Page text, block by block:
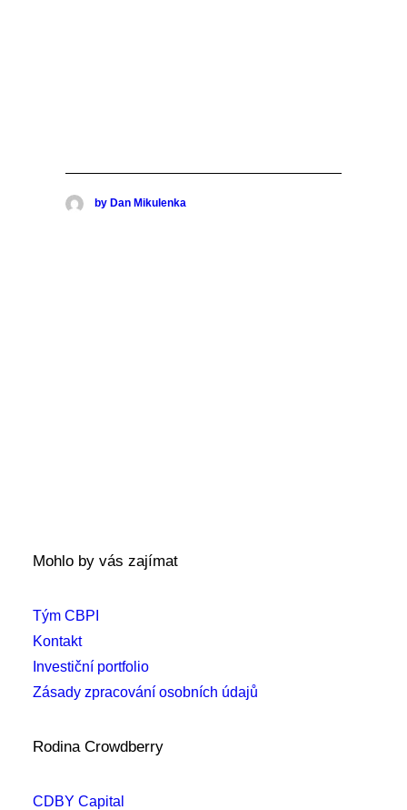
by Dan Mikulenka
Mohlo by vás zajímat
Tým CBPI
Kontakt
Investiční portfolio
Zásady zpracování osobních údajů
Rodina Crowdberry
CDBY Capital